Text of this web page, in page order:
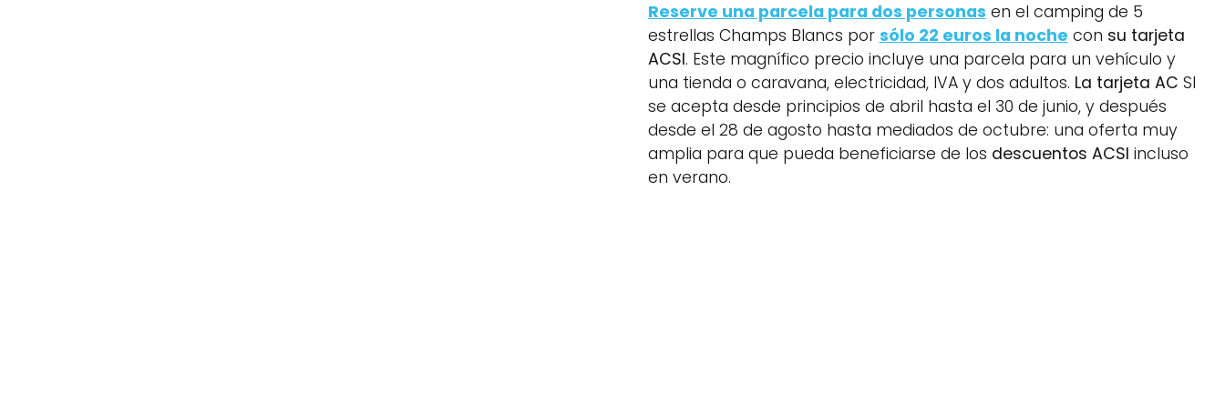
Reserve una parcela para dos personas en el camping de 5
estrellas Champs Blancs por sólo 22 euros la noche con su tarjeta
ACSI. Este magnífico precio incluye una parcela para un vehículo y
una tienda o caravana, electricidad, IVA y dos adultos. La tarjeta AC SI
se acepta desde principios de abril hasta el 30 de junio, y después
desde el 28 de agosto hasta mediados de octubre: una oferta muy
amplia para que pueda beneficiarse de los descuentos ACSI incluso
en verano.